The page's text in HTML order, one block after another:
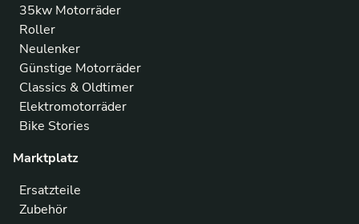
35kw Motorräder
Roller
Neulenker
Günstige Motorräder
Classics & Oldtimer
Elektromotorräder
Bike Stories
Marktplatz
Ersatzteile
Zubehör